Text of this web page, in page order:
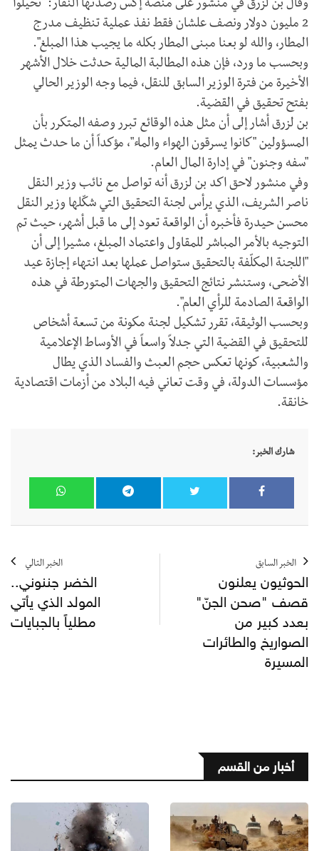
وقال بن لزرق في منشور على منصة إكس رصدتها النقار: "تخيلوا
2 مليون دولار ونصف علشان فقط نفذ عملية تنظيف مدرج
المطار، والله لو بعنا مبنى المطار بكله ما يجيب هذا المبلغ".
وبحسب ما ورد، فإن هذه المطالبة المالية حدثت خلال الأشهر
الأخيرة من فترة الوزير السابق للنقل، فيما وجه الوزير الحالي
بفتح تحقيق في القضية.
بن لزرق أشار إلى أن مثل هذه الوقائع تبرر وصفه المتكرر بأن
المسؤولين "كانوا يسرقون الهواء والماء"، مؤكداً أن ما حدث يمثل
"سفه وجنون" في إدارة المال العام.
وفي منشور لاحق اكد بن لزرق أنه تواصل مع نائب وزير النقل
ناصر الشريف، الذي يرأس لجنة التحقيق التي شكّلها وزير النقل
محسن حيدرة فأخبره أن الواقعة تعود إلى ما قبل أشهر، حيث تم
التوجيه بالأمر المباشر للمقاول واعتماد المبلغ، مشيرا إلى أن
"اللجنة المكلّفة بالتحقيق ستواصل عملها بعد انتهاء إجازة عيد
الأضحى، وستنشر نتائج التحقيق والجهات المتورطة في هذه
الواقعة الصادمة للرأي العام".
وبحسب الوثيقة، تقرر تشكيل لجنة مكونة من تسعة أشخاص
للتحقيق في القضية التي جدلاً واسعاً في الأوساط الإعلامية
والشعبية، كونها تعكس حجم العبث والفساد الذي يطال
مؤسسات الدولة، في وقت تعاني فيه البلاد من أزمات اقتصادية
خانقة.
شارك الخبر:
الخبر السابق
الحوثيون يعلنون
قصف "صحن الجنّ"
بعدد كبير من
الصواريخ والطائرات
المسيرة
الخبر التالي
الخضر جننوني..
المولد الذي يأتي
مطلياً بالجبايات
أخبار من القسم